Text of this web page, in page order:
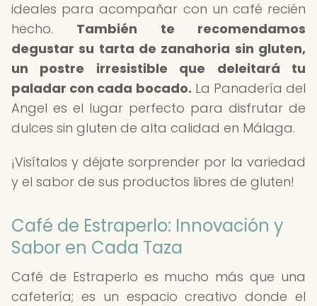
ideales para acompañar con un café recién
hecho. También te recomendamos
degustar su tarta de zanahoria sin gluten,
un postre irresistible que deleitará tu
paladar con cada bocado. La Panadería del
Angel es el lugar perfecto para disfrutar de
dulces sin gluten de alta calidad en Málaga.
¡Visítalos y déjate sorprender por la variedad
y el sabor de sus productos libres de gluten!
Café de Estraperlo: Innovación y
Sabor en Cada Taza
Café de Estraperlo es mucho más que una
cafetería; es un espacio creativo donde el